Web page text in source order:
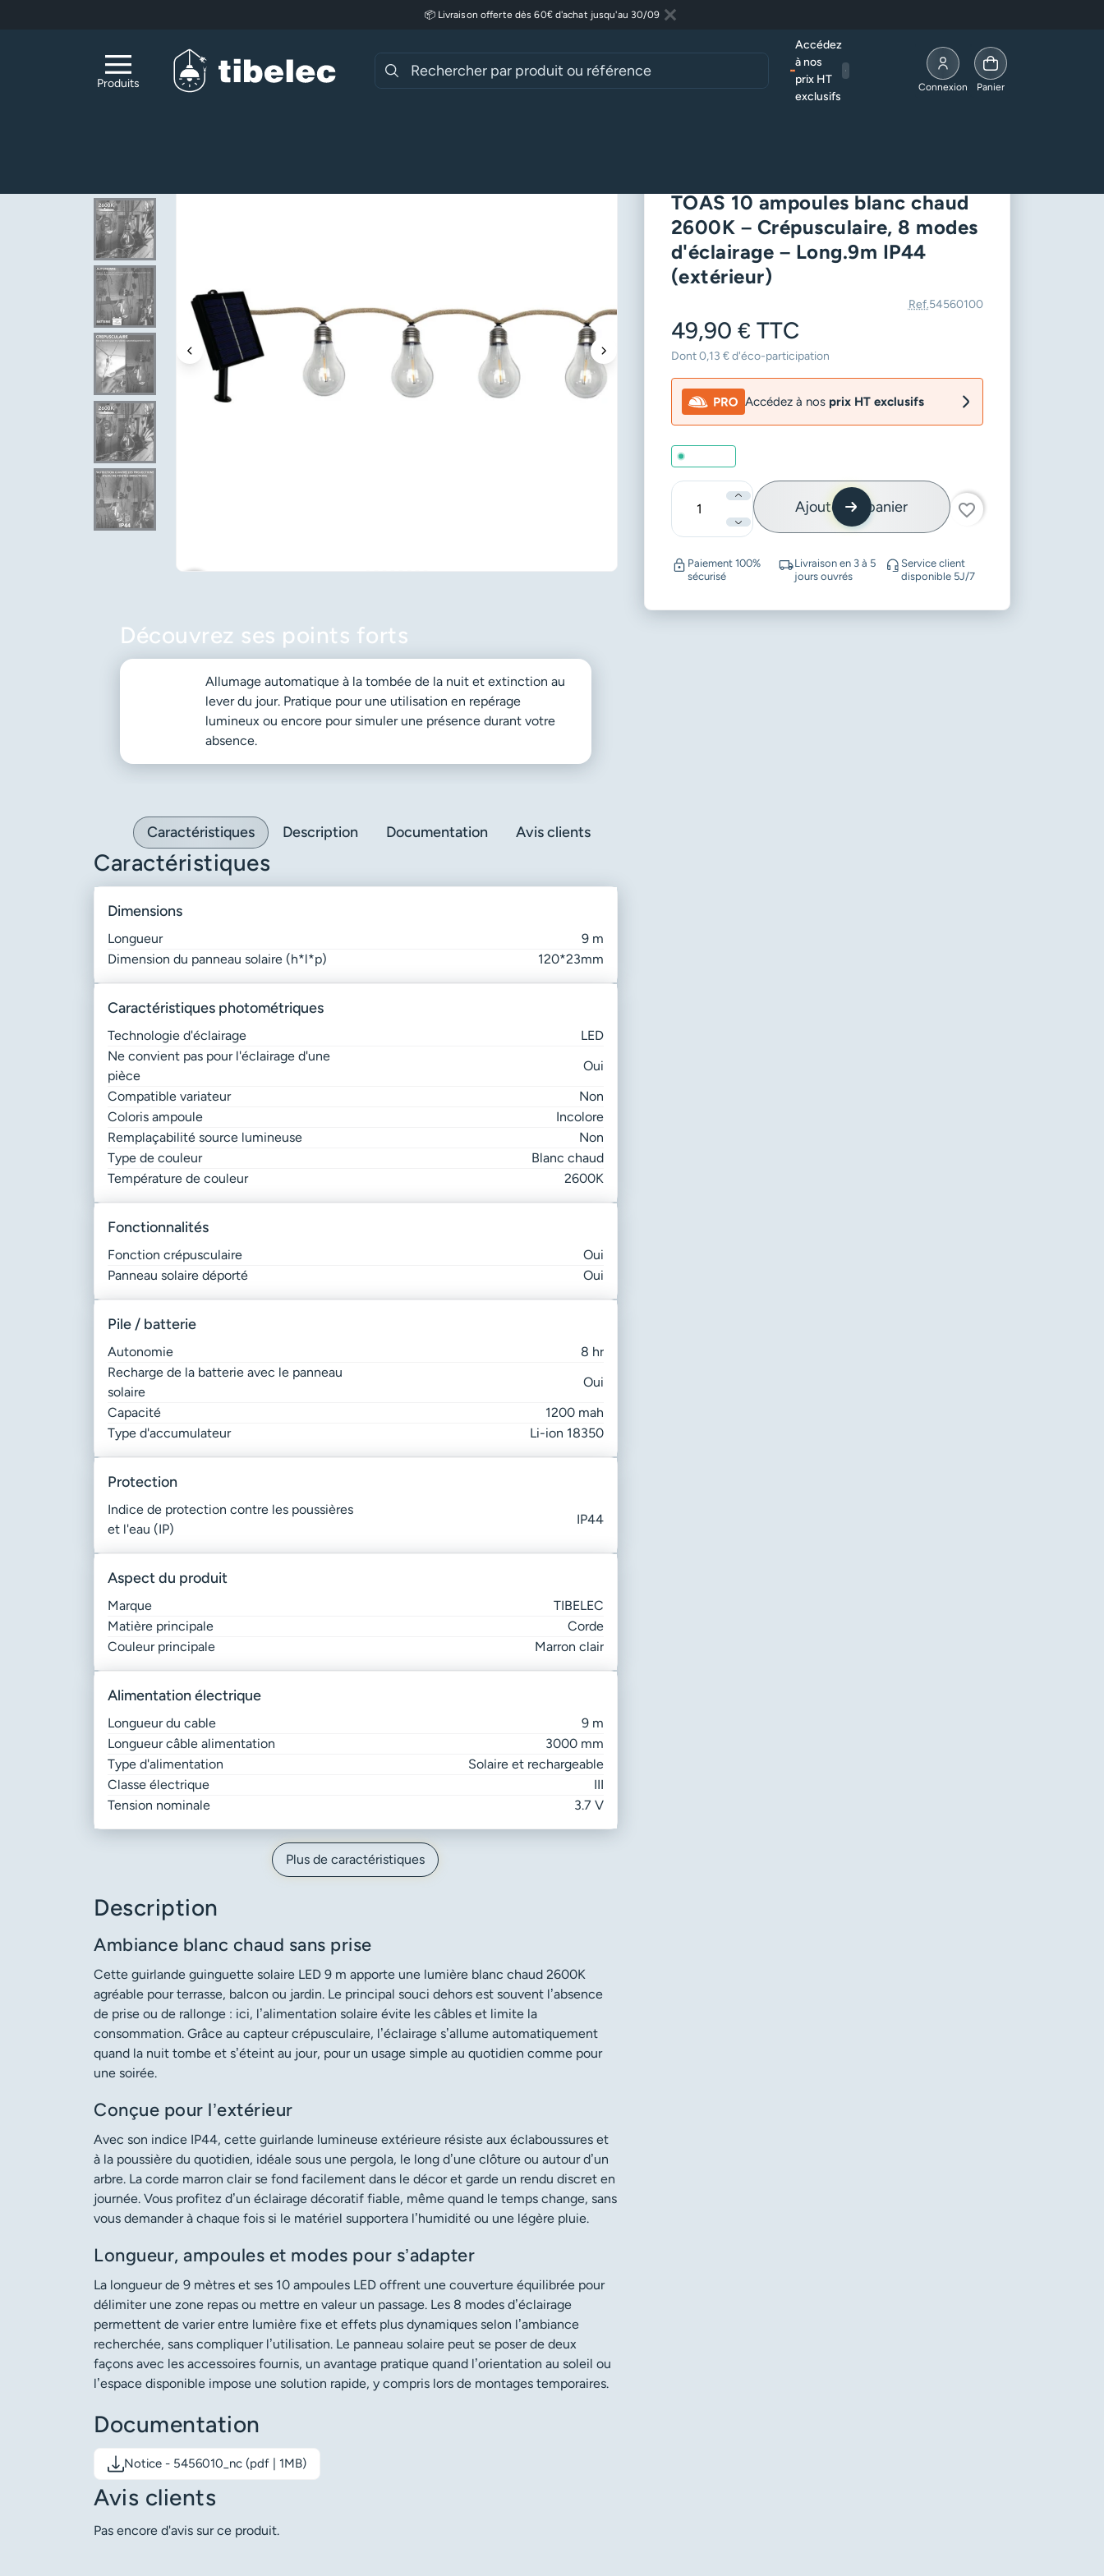
Lire plus
📦 Livraison offerte dès 60€ d'achat jusqu'au 30/09
Fermer
Produits
Accédez
à nos
prix HT
exclusifs
Allez à la page compte
Connexion Panier
TOAS 10 ampoules blanc chaud
2600K – Crépusculaire, 8 modes
d'éclairage – Long.9m IP44
(extérieur)
Ref.54560100
49,90 € TTC
Dont 0,13 € d'éco-participation
Accédez à nos prix HT exclusifs
Quantité
Ajouter au panier favorite_border
Paiement 100%
sécurisé
Livraison en 3 à 5
jours ouvrés
Service client
disponible 5J/7
Découvrez ses points forts
Allumage automatique à la tombée de la nuit et extinction au
lever du jour. Pratique pour une utilisation en repérage
lumineux ou encore pour simuler une présence durant votre
absence.
Caractéristiques Description Documentation Avis clients
Caractéristiques
dimensions
Longueur
9 m
Dimension du panneau solaire (h*l*p)
120*23mm
caractéristiques photométriques
Technologie d'éclairage
LED
Ne convient pas pour l'éclairage d'une
pièce
Oui
Compatible variateur
Non
Coloris ampoule
Incolore
Remplaçabilité source lumineuse
Non
Type de couleur
Blanc chaud
Température de couleur
2600K
fonctionnalités
Fonction crépusculaire
Oui
Panneau solaire déporté
Oui
pile / batterie
Autonomie
8 hr
Recharge de la batterie avec le panneau
solaire
Oui
Capacité
1200 mah
Type d'accumulateur
Li-ion 18350
protection
Indice de protection contre les poussières
et l'eau (IP)
IP44
aspect du produit
Marque
TIBELEC
Matière principale
Corde
Couleur principale
Marron clair
alimentation électrique
Longueur du cable
9 m
Longueur câble alimentation
3000 mm
Type d'alimentation
Solaire et rechargeable
Classe électrique
III
Tension nominale
3.7 V
Plus de caractéristiques
Description
Ambiance blanc chaud sans prise
Cette guirlande guinguette solaire LED 9 m apporte une lumière blanc chaud 2600K
agréable pour terrasse, balcon ou jardin. Le principal souci dehors est souvent l’absence
de prise ou de rallonge : ici, l’alimentation solaire évite les câbles et limite la
consommation. Grâce au capteur crépusculaire, l’éclairage s’allume automatiquement
quand la nuit tombe et s’éteint au jour, pour un usage simple au quotidien comme pour
une soirée.
Conçue pour l’extérieur
Avec son indice IP44, cette guirlande lumineuse extérieure résiste aux éclaboussures et
à la poussière du quotidien, idéale sous une pergola, le long d’une clôture ou autour d’un
arbre. La corde marron clair se fond facilement dans le décor et garde un rendu discret en
journée. Vous profitez d’un éclairage décoratif fiable, même quand le temps change, sans
vous demander à chaque fois si le matériel supportera l’humidité ou une légère pluie.
Longueur, ampoules et modes pour s’adapter
La longueur de 9 mètres et ses 10 ampoules LED offrent une couverture équilibrée pour
délimiter une zone repas ou mettre en valeur un passage. Les 8 modes d’éclairage
permettent de varier entre lumière fixe et effets plus dynamiques selon l’ambiance
recherchée, sans compliquer l’utilisation. Le panneau solaire peut se poser de deux
façons avec les accessoires fournis, un avantage pratique quand l’orientation au soleil ou
l’espace disponible impose une solution rapide, y compris lors de montages temporaires.
Documentation
Notice - 5456010_nc (pdf | 1MB)
Télécharger le document: Notice - 5456010_nc
Avis clients
Pas encore d'avis sur ce produit.